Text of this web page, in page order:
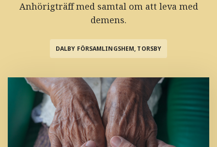
Anhörigträff med samtal om att leva med
demens.
DALBY FÖRSAMLINGSHEM, TORSBY